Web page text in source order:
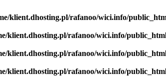
klient.dhosting.pl/rafanoo/wici.info/
klient.dhosting.pl/rafanoo/wici.info/
klient.dhosting.pl/rafanoo/wici.info/
klient.dhosting.pl/rafanoo/wici.info/